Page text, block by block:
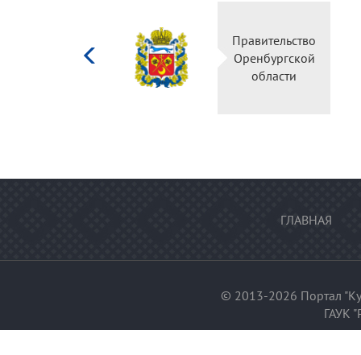
Правительство
Оренбургской
области
ГЛАВНАЯ
© 2013-2026 Портал
ГАУК